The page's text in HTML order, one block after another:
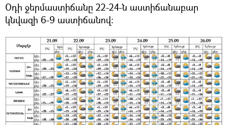
Օդի ջերմաստիճանը 22-24-ն աստիճանաբար
կնվազի 6-9 աստիճանով: